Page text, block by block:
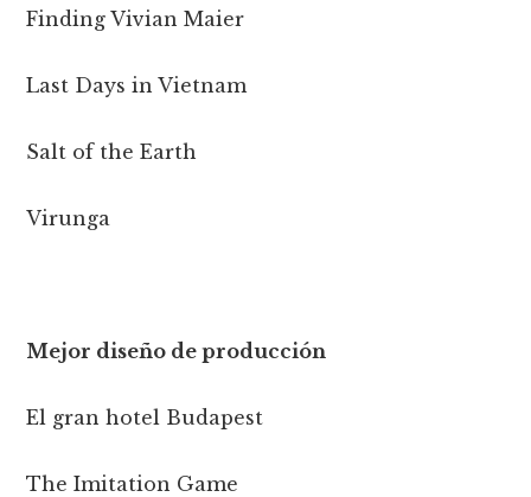
Finding Vivian Maier
Last Days in Vietnam
Salt of the Earth
Virunga
Mejor diseño de producción
El gran hotel Budapest
The Imitation Game